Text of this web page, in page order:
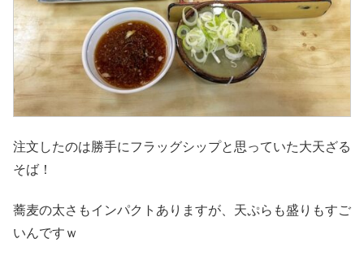
注文したのは勝手にフラッグシップと思っていた大天ざる
そば！
蕎麦の太さもインパクトありますが、天ぷらも盛りもすご
いんですｗ